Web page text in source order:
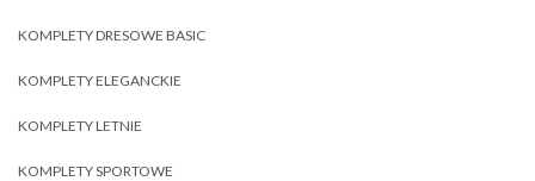
KOMPLETY DRESOWE BASIC
KOMPLETY ELEGANCKIE
KOMPLETY LETNIE
KOMPLETY SPORTOWE